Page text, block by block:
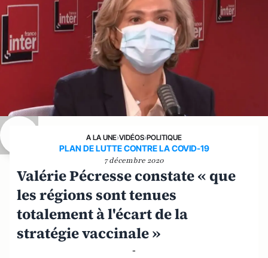
A LA UNE›VIDÉOS›POLITIQUE
PLAN DE LUTTE CONTRE LA COVID-19
7 décembre 2020
Valérie Pécresse constate « que
les régions sont tenues
totalement à l'écart de la
stratégie vaccinale »
-